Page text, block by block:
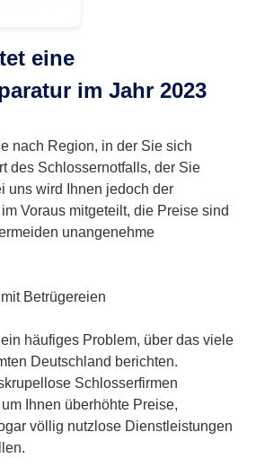
eine
im Jahr 2023
nach Region, in der Sie sich
des Schlossernotfalls, der Sie
uns wird Ihnen jedoch der
Voraus mitgeteilt, die Preise sind
unangenehme
Betrügereien
häufiges Problem, über das viele
Deutschland berichten.
Schlosserfirmen
Ihnen überhöhte Preise,
völlig nutzlose Dienstleistungen